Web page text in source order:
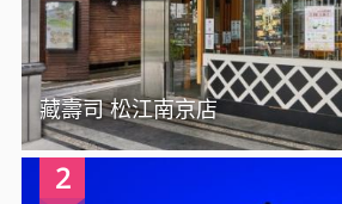
藏壽司 松江南京店
2